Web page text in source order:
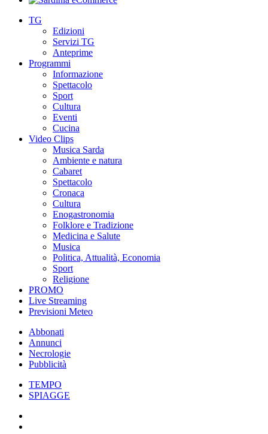
TG
Edizioni
Servizi TG
Anteprime
Programmi
Informazione
Spettacolo
Sport
Cultura
Eventi
Cucina
Video Clips
Musica Sarda
Ambiente e natura
Cabaret
Spettacolo
Cronaca
Cultura
Enogastronomia
Folklore e Tradizione
Medicina e Salute
Musica
Politica, Attualità, Economia
Sport
Religione
PROMO
Live Streaming
Previsioni Meteo
Abbonati
Annunci
Necrologie
Pubblicità
TEMPO
SPIAGGE